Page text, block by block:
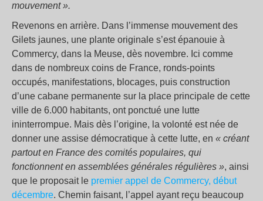
mouvement ».
Revenons en arrière. Dans l’immense mouvement des
Gilets jaunes, une plante originale s’est épanouie à
Commercy, dans la Meuse, dès novembre. Ici comme
dans de nombreux coins de France, ronds-points
occupés, manifestations, blocages, puis construction
d’une cabane permanente sur la place principale de cette
ville de 6.000 habitants, ont ponctué une lutte
ininterrompue. Mais dès l’origine, la volonté est née de
donner une assise démocratique à cette lutte, en « créant
partout en France des comités populaires, qui
fonctionnent en assemblées générales régulières », ainsi
que le proposait le premier appel de Commercy, début
décembre. Chemin faisant, l’appel ayant reçu beaucoup